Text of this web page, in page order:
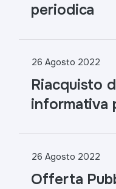
periodica
26 Agosto 2022
Riacquisto
informativa
26 Agosto 2022
Offerta